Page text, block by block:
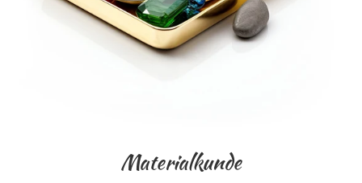
Materialkunde